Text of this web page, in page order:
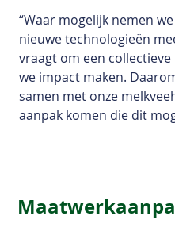
“Waar mogelijk nemen
nieuwe technologieën
vraagt om een
we impact maken.
samen met onze
aanpak komen die dit